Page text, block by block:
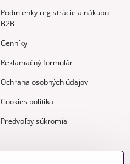
Podmienky registrácie a nákupu
B2B
Cenníky
Reklamačný formulár
Ochrana osobných údajov
Cookies politika
Predvoľby súkromia